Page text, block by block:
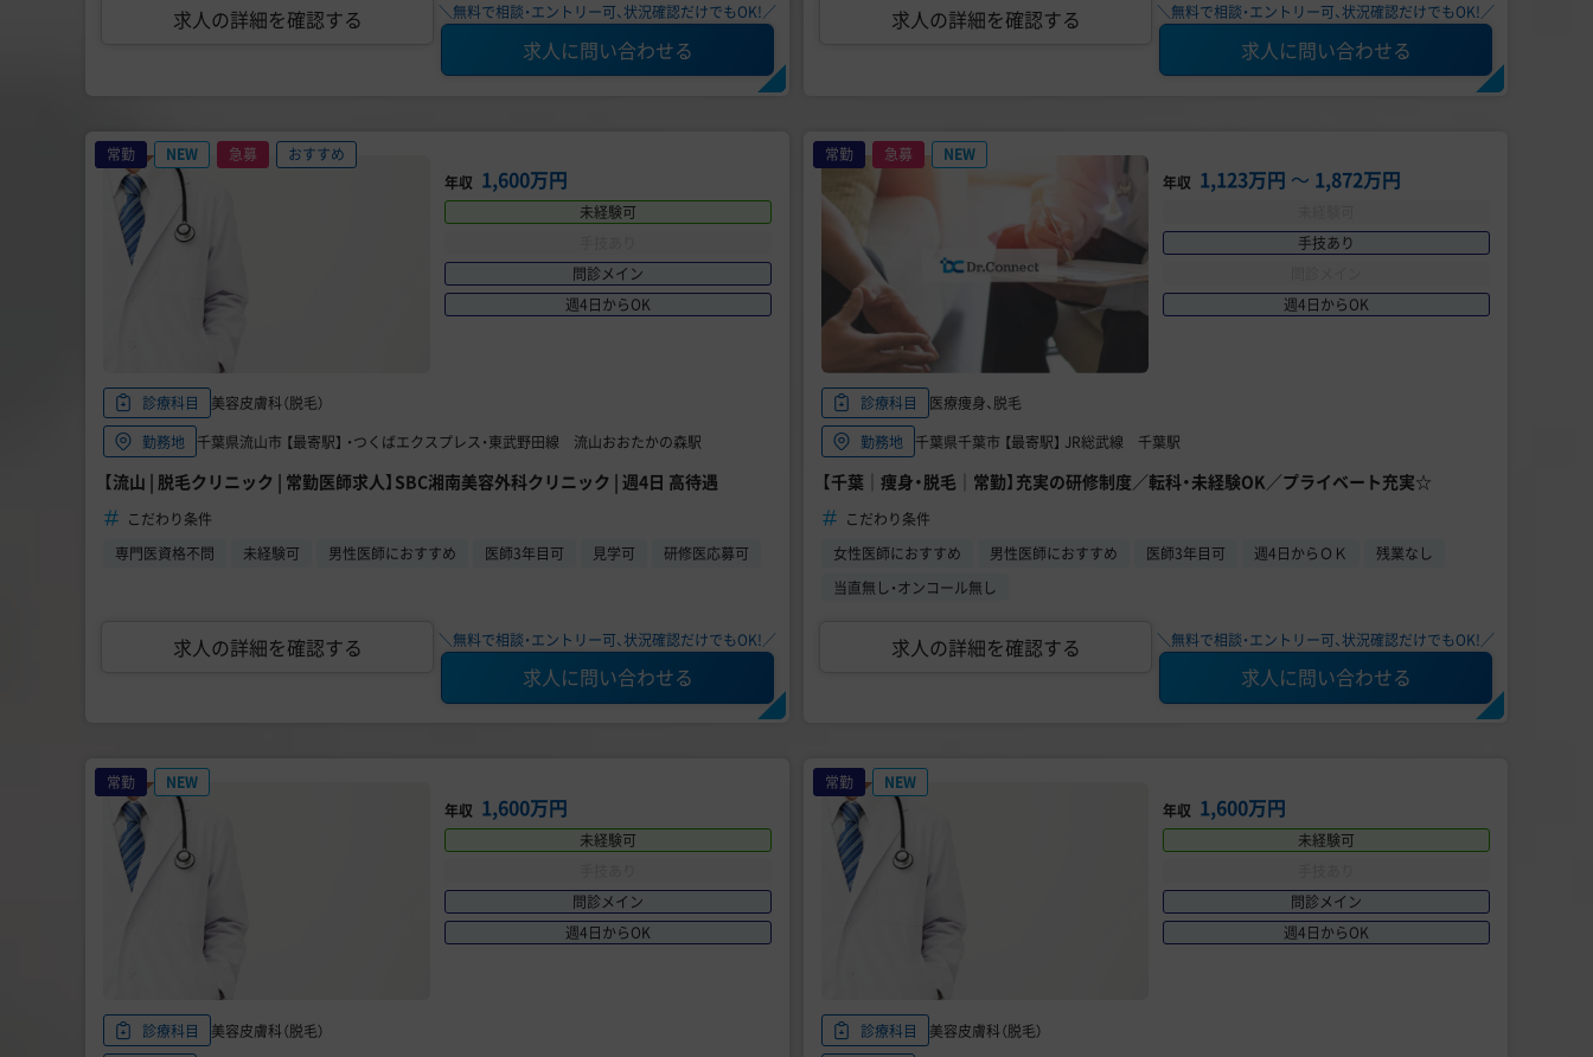
求人の詳細を確認する ＼無料で相談・エントリー可、状況確認だけでもOK!／
求人に問い合わせる
求人の詳細を確認する ＼無料で相談・エントリー可、状況確認だけでもOK!／
求人に問い合わせる
常勤 NEW 急募
おすすめ
年収 1,600万円
未経験可
問診メイン
週4日からOK
診療科目
美容皮膚科（脱毛）
勤務地
千葉県流山市 【最寄駅】 ・つくばエクスプレス・東武野田線 流山おおたかの森駅
【流山 | 脱毛クリニック | 常勤医師求人】SBC湘南美容外科クリニック | 週4日 高待遇
こだわり条件
専門医資格不問
未経験可 男性医師におすすめ 医師3年目可 見学可 研修医応募可
求人の詳細を確認する ＼無料で相談・エントリー可、状況確認だけでもOK!／
求人に問い合わせる
常勤 急募
NEW
年収 1,123万円 〜 1,872万円
手技あり
週4日からOK
診療科目
医療痩身、脱毛
勤務地
千葉県千葉市 【最寄駅】 JR総武線 千葉駅
【千葉｜痩身・脱毛｜常勤】充実の研修制度／転科・未経験OK／プライベート充実☆
こだわり条件
女性医師におすすめ
男性医師におすすめ 医師3年目可 週4日からＯＫ
残業なし
当直無し・オンコール無し
求人の詳細を確認する ＼無料で相談・エントリー可、状況確認だけでもOK!／
求人に問い合わせる
常勤
NEW
年収 1,600万円
未経験可
問診メイン
週4日からOK
診療科目
美容皮膚科（脱毛）
常勤
NEW
年収 1,600万円
未経験可
問診メイン
週4日からOK
診療科目
美容皮膚科（脱毛）